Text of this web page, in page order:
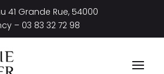
41 Grande Rue, 54000
– 03 83 32 72 98